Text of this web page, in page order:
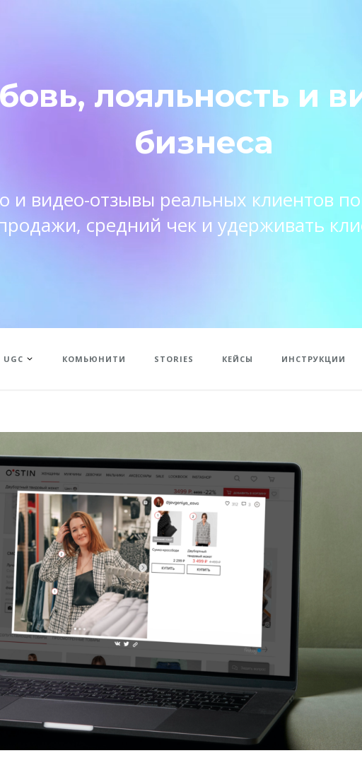
лояльность и
бизнеса
и видео-отзывы реальных клиентов
средний чек и удерживать
UGC КОМЬЮНИТИ STORIES КЕЙСЫ ИНСТРУКЦИИ